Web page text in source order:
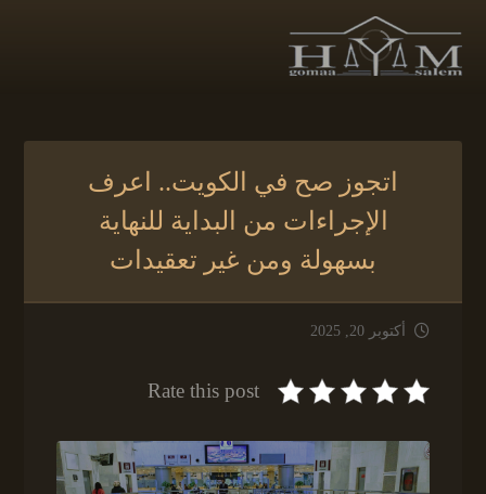
اتجوز صح في الكويت.. اعرف
الإجراءات من البداية للنهاية
بسهولة ومن غير تعقيدات
أكتوبر 20, 2025
Rate this post